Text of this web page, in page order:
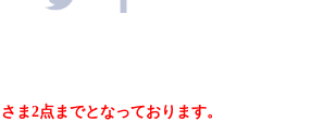
ま2点までとなっております。